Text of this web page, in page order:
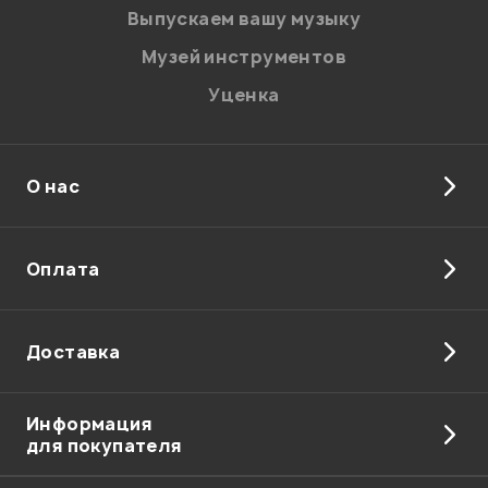
Выпускаем вашу музыку
Музей инструментов
Уценка
О нас
Оплата
Доставка
Информация
для покупателя